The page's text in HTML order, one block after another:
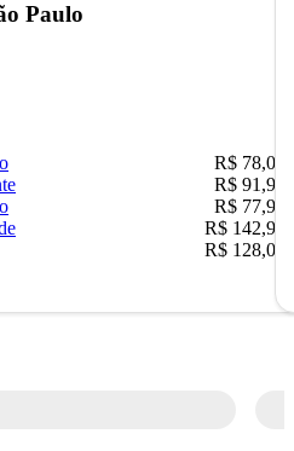
Paulo
R$ 78,02
R$ 91,90
R$ 77,90
R$ 142,90
R$ 128,05